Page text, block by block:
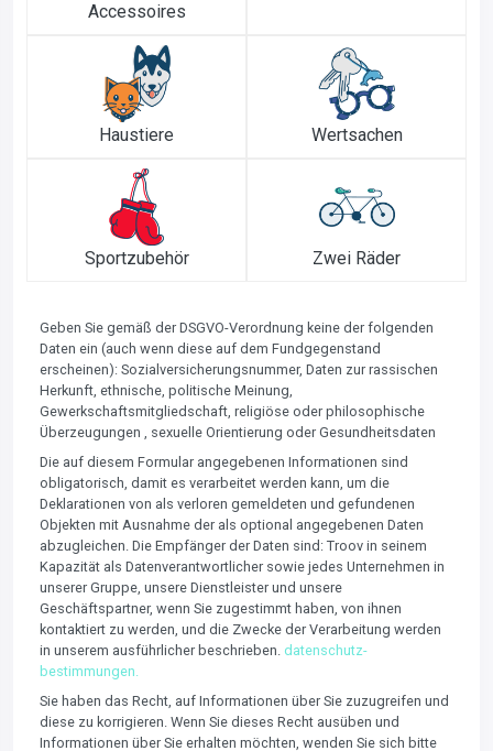
Accessoires
Haustiere Wertsachen
Sportzubehör Zwei Räder
Geben Sie gemäß der DSGVO-Verordnung keine der folgenden
Daten ein (auch wenn diese auf dem Fundgegenstand
erscheinen): Sozialversicherungsnummer, Daten zur rassischen
Herkunft, ethnische, politische Meinung,
Gewerkschaftsmitgliedschaft, religiöse oder philosophische
Überzeugungen , sexuelle Orientierung oder Gesundheitsdaten
Die auf diesem Formular angegebenen Informationen sind
obligatorisch, damit es verarbeitet werden kann, um die
Deklarationen von als verloren gemeldeten und gefundenen
Objekten mit Ausnahme der als optional angegebenen Daten
abzugleichen. Die Empfänger der Daten sind: Troov in seinem
Kapazität als Datenverantwortlicher sowie jedes Unternehmen in
unserer Gruppe, unsere Dienstleister und unsere
Geschäftspartner, wenn Sie zugestimmt haben, von ihnen
kontaktiert zu werden, und die Zwecke der Verarbeitung werden
in unserem ausführlicher beschrieben. datenschutz-
bestimmungen.
Sie haben das Recht, auf Informationen über Sie zuzugreifen und
diese zu korrigieren. Wenn Sie dieses Recht ausüben und
Informationen über Sie erhalten möchten, wenden Sie sich bitte